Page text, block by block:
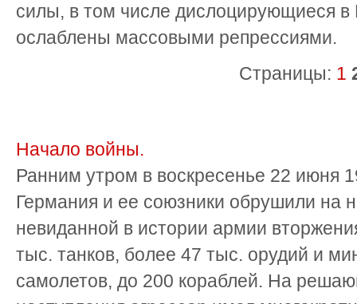
силы, в том числе дислоцирующиеся
ослаблены массовыми репрессиями.
Страницы: 1
Начало войны.
Ранним утром в воскресенье 22 июня
Германия и ее союзники обрушили на
невиданной в истории армии
тыс. танков, более 47 тыс. орудий и
самолетов, до 200 кораблей. На